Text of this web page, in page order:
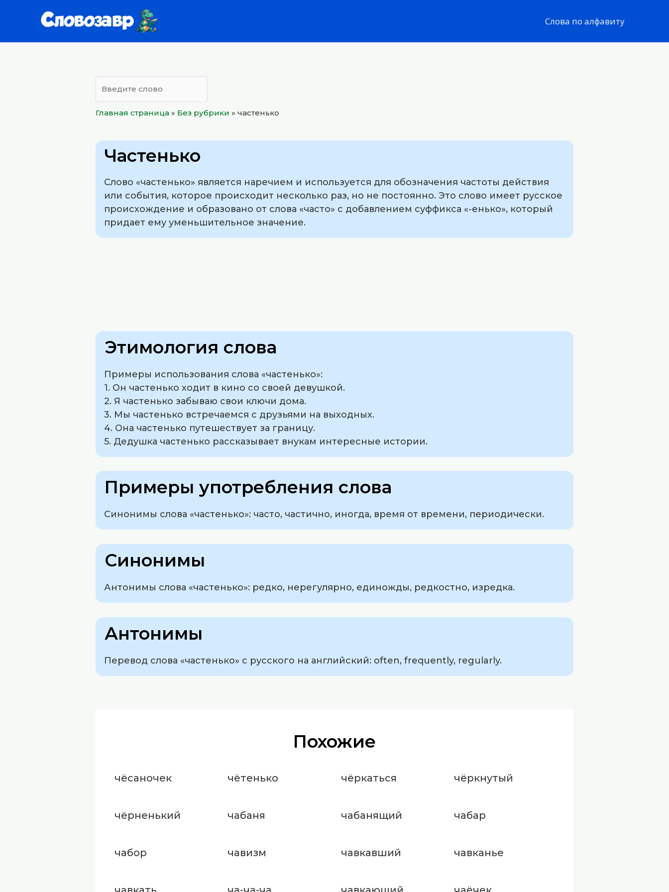
Слова по алфавиту
Главная страница » Без рубрики » частенько
Частенько
Слово «частенько» является наречием и используется для обозначения частоты действия
или события, которое происходит несколько раз, но не постоянно. Это слово имеет русское
происхождение и образовано от слова «часто» с добавлением суффикса «-енько», который
придает ему уменьшительное значение.
Этимология слова
Примеры использования слова «частенько»:
1. Он частенько ходит в кино со своей девушкой.
2. Я частенько забываю свои ключи дома.
3. Мы частенько встречаемся с друзьями на выходных.
4. Она частенько путешествует за границу.
5. Дедушка частенько рассказывает внукам интересные истории.
Примеры употребления слова
Синонимы слова «частенько»: часто, частично, иногда, время от времени, периодически.
Синонимы
Антонимы слова «частенько»: редко, нерегулярно, единожды, редкостно, изредка.
Антонимы
Перевод слова «частенько» с русского на английский: often, frequently, regularly.
Похожие
чёсаночек чётенько чёркаться чёркнутый
чёрненький чабаня чабанящий чабар
чабор чавизм чавкавший чавканье